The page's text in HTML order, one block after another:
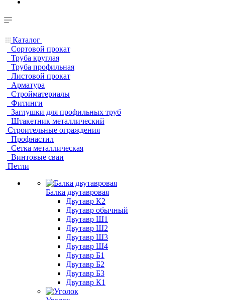
Каталог
Сортовой прокат
Труба круглая
Труба профильная
Листовой прокат
Арматура
Стройматериалы
Фитинги
Заглушки для профильных труб
Штакетник металлический
Строительные ограждения
Профнастил
Сетка металлическая
Винтовые сваи
Петли
Балка двутавровая
Двутавр К2
Двутавр обычный
Двутавр Ш1
Двутавр Ш2
Двутавр Ш3
Двутавр Ш4
Двутавр Б1
Двутавр Б2
Двутавр Б3
Двутавр К1